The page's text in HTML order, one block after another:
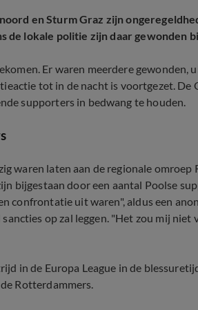
en Sturm Graz zijn
de lokale politie zijn daar gewonden
Er waren meerdere gewonden,
tot in de nacht is voortgezet. De
supporters in bedwang te houden.
waren laten aan de regionale
bijgestaan door een aantal Poolse
confrontatie uit waren", aldus een
op zal leggen. "Het zou mij niet
in de Europa League in de
Rotterdammers.